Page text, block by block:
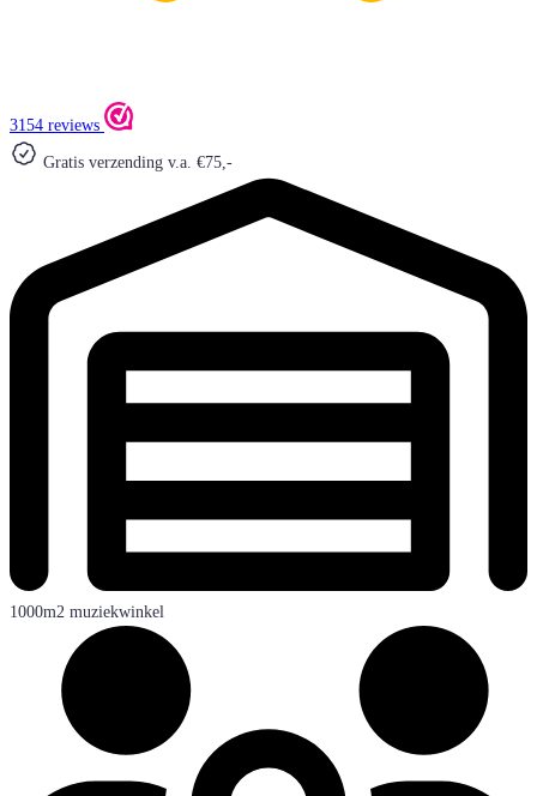
3154 reviews
Gratis verzending v.a. €75,-
1000m2 muziekwinkel